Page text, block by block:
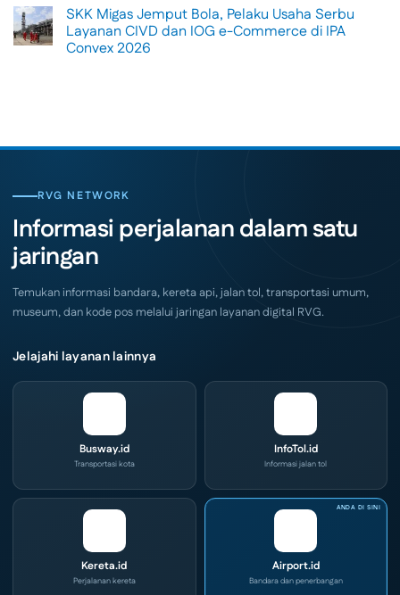
Rayap
Pemandangan
Warna
Warni
Memukau
on
Surabaya
Jadi
Kiblat
Hadir
City
Surabaya
Pekan
Ini
SKK Migas Jemput Bola, Pelaku Usaha Serbu
Layanan CIVD dan IOG e-Commerce di IPA
Convex 2026
Pelaku
CIVD
e-
Commerce
di
IPA
Convex
2026
RVG NETWORK
Informasi perjalanan dalam satu
jaringan
Temukan informasi bandara, kereta api, jalan tol, transportasi umum,
museum, dan kode pos melalui jaringan layanan digital RVG.
Jelajahi layanan lainnya
Busway.id
Transportasi kota
InfoTol.id
Informasi jalan tol
Kereta.id
Perjalanan kereta
Airport.id
Bandara dan penerbangan